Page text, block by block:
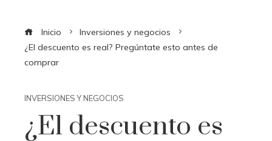
Inicio
Inversiones y negocios
¿El descuento es real? Pregúntate esto antes de
comprar
INVERSIONES Y NEGOCIOS
¿El descuento es